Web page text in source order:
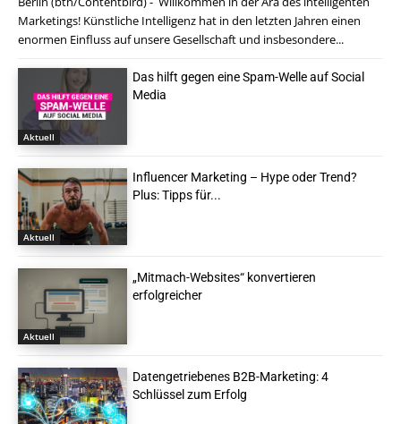
Marketings! Künstliche Intelligenz hat in den letzten Jahren einen
enormen Einfluss auf unsere Gesellschaft und insbesondere...
Aktuell
Das hilft gegen eine Spam-Welle auf Social
Media
Aktuell
Influencer Marketing – Hype oder Trend?
Plus: Tipps für...
Aktuell
„Mitmach-Websites“ konvertieren
erfolgreicher
Datengetriebenes B2B-Marketing: 4
Schlüssel zum Erfolg